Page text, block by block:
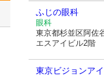
ふじの眼科
眼科
東京都杉並区阿佐
エスアイビル2階
東京ビジョンア